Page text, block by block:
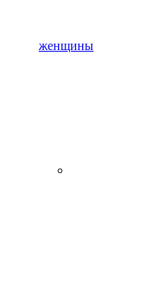
женщины